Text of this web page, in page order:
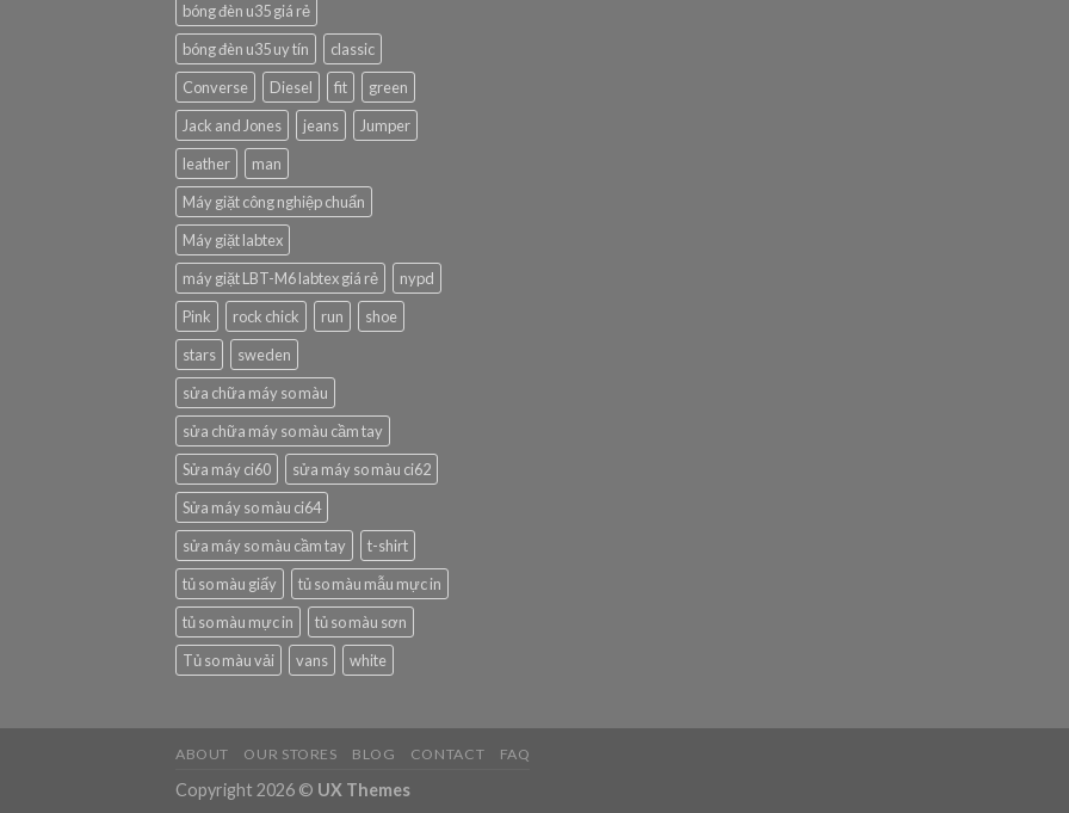
bóng đèn u35 giá rẻ
bóng đèn u35 uy tín
classic
Converse
Diesel fit
green
Jack and Jones
jeans
Jumper
leather
man
Máy giặt công nghiệp chuẩn
Máy giặt labtex
máy giặt LBT-M6 labtex giá rẻ
nypd
Pink
rock chick run
shoe
stars
sweden
sửa chữa máy so màu
sửa chữa máy so màu cầm tay
Sửa máy ci60
sửa máy so màu ci62
Sửa máy so màu ci64
sửa máy so màu cầm tay
t-shirt
tủ so màu giấy
tủ so màu mẫu mực in
tủ so màu mực in
tủ so màu sơn
Tủ so màu vải
vans white
ABOUT OUR STORES BLOG CONTACT FAQ
Copyright 2026 © UX Themes